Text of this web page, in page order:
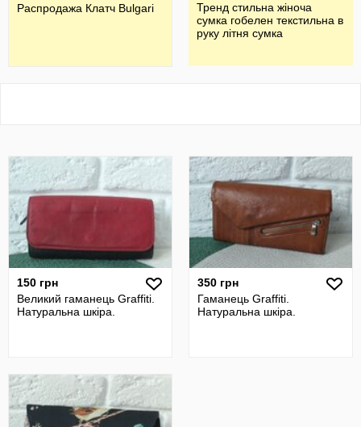
Распродажа Клатч Bulgari
Тренд стильна жіноча
сумка гобелен текстильна в
руку літня сумка
150 грн
Великий гаманець Graffiti.
Натуральна шкіра.
350 грн
Гаманець Graffiti.
Натуральна шкіра.